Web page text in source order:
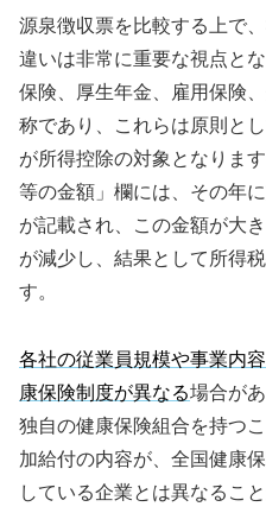
源泉徴収票を比較する上で
違いは非常に重要な視点と
保険、厚生年金、雇用保険
称であり、これらは原則と
が所得控除の対象となりま
等の金額」欄には、その年
が記載され、この金額が大
が減少し、結果として所得
す。
各社の従業員規模や事業内
康保険制度が異なる場合が
独自の健康保険組合を持つ
加給付の内容が、全国健康
している企業とは異なるこ